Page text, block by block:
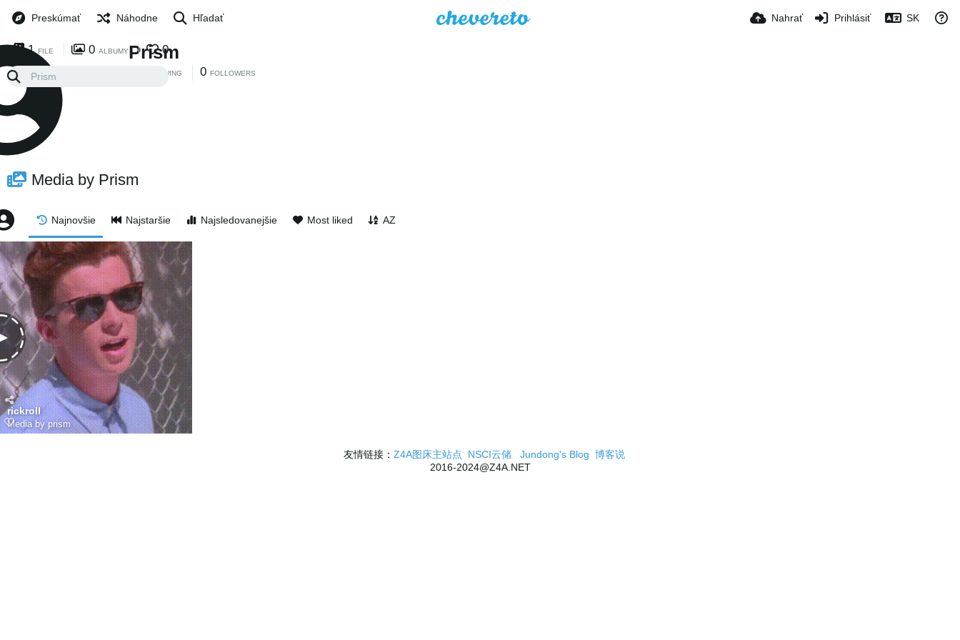
Preskúmať Náhodne Hľadať Nahrať Prihlásiť SK
Prism
FOLLOWING 0 FOLLOWERS
1 FILE 0 ALBUMY 0
Media by Prism
Najnovšie Najstaršie Najsledovanejšie Most liked AZ
rickroll
Media by prism
友情链接： Z4A图床主站点 NSCI云储 Jundong's Blog 博客说
2016-2024@Z4A.NET